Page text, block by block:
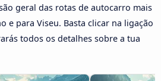
geral das rotas de autocarro mais
e para Viseu. Basta clicar na ligação
todos os detalhes sobre a tua